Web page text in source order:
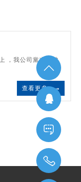
，我公司黨支部被
查看更多
Tell：